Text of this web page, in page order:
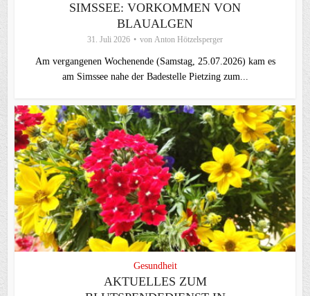
SIMSSEE: VORKOMMEN VON
BLAUALGEN
31. Juli 2026 von Anton Hötzelsperger
Am vergangenen Wochenende (Samstag, 25.07.2026) kam es
am Simssee nahe der Badestelle Pietzing zum...
Gesundheit
AKTUELLES ZUM